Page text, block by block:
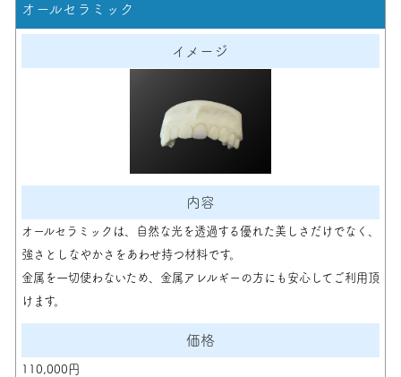
オールセラミック
オールセラミックは、自然な光を透過する優れた美しさだけでなく、
強さとしなやかさをあわせ持つ材料です。
金属を一切使わないため、金属アレルギーの方にも安心してご利用頂
けます。
110,000円